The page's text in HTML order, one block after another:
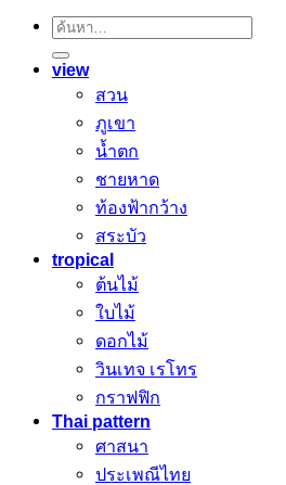
ค้นหา:
view
สวน
ภูเขา
น้ำตก
ชายหาด
ท้องฟ้ากว้าง
สระบัว
tropical
ต้นไม้
ใบไม้
ดอกไม้
วินเทจ เรโทร
กราฟฟิก
Thai pattern
ศาสนา
ประเพณีไทย